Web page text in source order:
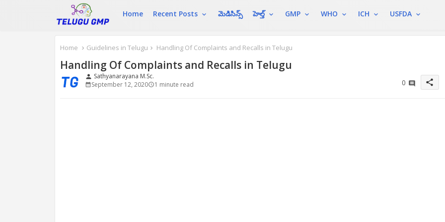
Home Recent Posts మెడిసిన్స్ హెల్త్ GMP WHO ICH USFDA
Home Guidelines in Telugu Handling Of Complaints and Recalls in Telugu
Handling Of Complaints and Recalls in Telugu
person Sathyanarayana M.Sc.
September 12, 2020
1 minute read 0 share